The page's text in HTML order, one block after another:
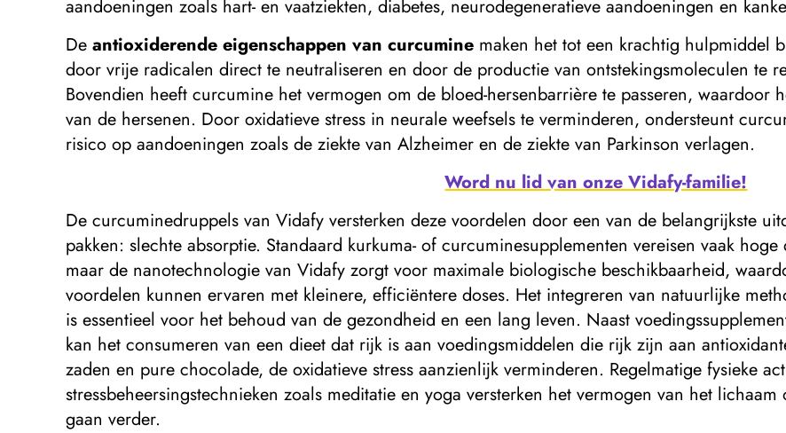
aandoeningen zoals hart- en vaatziekten, diabetes, neurodegeneratieve aandoeningen en
Deantioxiderende eigenschappen van curcumine maken het tot een krachtig hulpmiddel
door vrije radicalen direct te neutraliseren en door de productie van ontstekingsmoleculen te
Bovendien heeft curcumine het vermogen om de bloed-hersenbarrière te passeren,
van de hersenen. Door oxidatieve stress in neurale weefsels te verminderen, ondersteunt
risico op aandoeningen zoals de ziekte van Alzheimer en de ziekte van Parkinson verlagen.
Word nu lid van onze Vidafy-familie!
De curcuminedruppels van Vidafy versterken deze voordelen door een van de belangrijkste
pakken: slechte absorptie. Standaard kurkuma- of curcuminesupplementen vereisen vaak
maar de nanotechnologie van Vidafy zorgt voor maximale biologische beschikbaarheid,
voordelen kunnen ervaren met kleinere, efficiëntere doses. Het integreren van natuurlijke
is essentieel voor het behoud van de gezondheid en een lang leven. Naast
kan het consumeren van een dieet dat rijk is aan voedingsmiddelen die rijk zijn aan
zaden en pure chocolade, de oxidatieve stress aanzienlijk verminderen. Regelmatige fysieke
stressbeheersingstechnieken zoals meditatie en yoga versterken het vermogen van het
gaan verder.